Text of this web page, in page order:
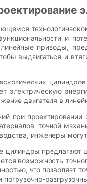
и
приводы,
выдвигаться и
электрическую
двигателя в
при проектировании
точной
инженеры
цилиндры
возможность
что позволяет